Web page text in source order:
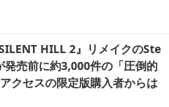
HILL 2』リメイクのSte
売前に約3,000件の「圧倒的
クセスの限定版購入者からは